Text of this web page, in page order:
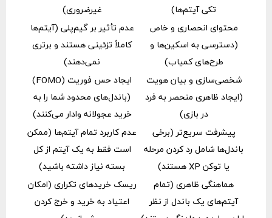
تکی آیتم‌ها)
غیرضروری)
محتوای انحصاری و خاص
(دسترسی به اسکین‌ها و
طرح‌های کمیاب)
عدم تأثیر بر گیم‌پلی (آیتم‌ها
کاملاً تزئینی هستند و برتری
نمی‌دهند)
شخصی‌سازی و بیان هویت
(ایجاد ظاهری منحصر به فرد
در بازی)
ایجاد حس فوریت (FOMO)
(باندل‌های محدود شما را به
خرید عجولانه وادار می‌کنند)
پیشرفت سریع‌تر (برخی
باندل‌ها شامل رد کردن مرحله
یا توکن XP هستند)
عدم کاربرد تمام آیتم‌ها (ممکن
است فقط به یک آیتم از کل
بسته نیاز داشته باشید)
هماهنگی ظاهری (تمام
آیتم‌های یک باندل از نظر
ریسک خریدهای تکراری (امکان
اعتیاد به خرید و خرج کردن